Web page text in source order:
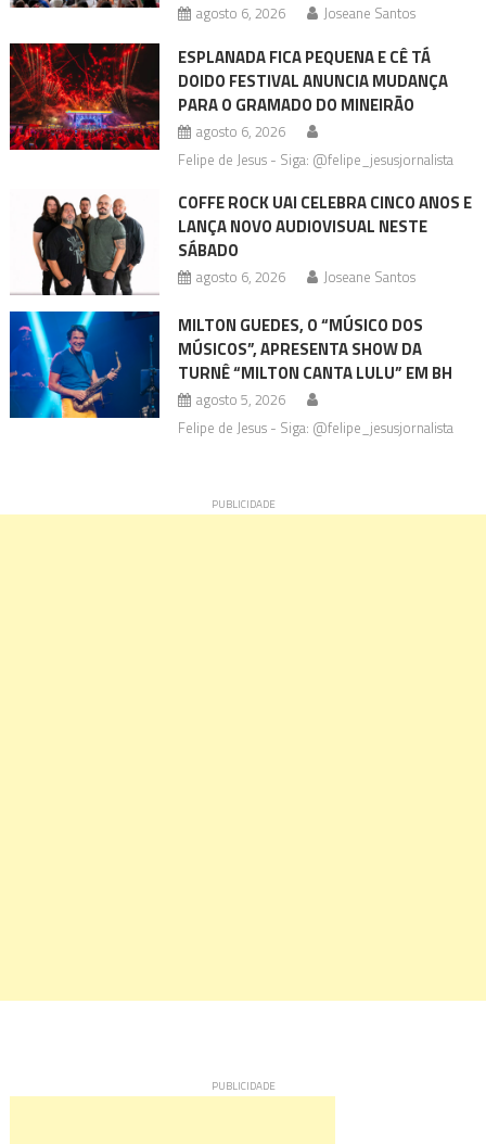
agosto 6, 2026 Joseane Santos
ESPLANADA FICA PEQUENA E CÊ TÁ
DOIDO FESTIVAL ANUNCIA MUDANÇA
PARA O GRAMADO DO MINEIRÃO
agosto 6, 2026
Felipe de Jesus - Siga: @felipe_jesusjornalista
COFFE ROCK UAI CELEBRA CINCO ANOS E
LANÇA NOVO AUDIOVISUAL NESTE
SÁBADO
agosto 6, 2026 Joseane Santos
MILTON GUEDES, O “MÚSICO DOS
MÚSICOS”, APRESENTA SHOW DA
TURNÊ “MILTON CANTA LULU” EM BH
agosto 5, 2026
Felipe de Jesus - Siga: @felipe_jesusjornalista